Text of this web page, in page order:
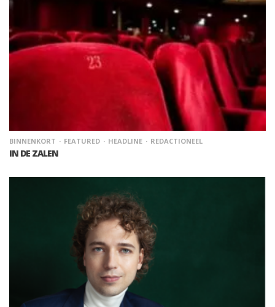
BINNENKORT FEATURED HEADLINE REDACTIONEEL
IN DE ZALEN